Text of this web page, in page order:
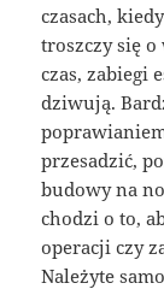
czasach,
troszczy się o
czas, zabiegi
dziwują.
przesadzić,
budowy na
chodzi o to,
operacji czy
Należyte